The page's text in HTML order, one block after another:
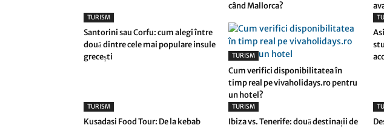
când Mallorca?
TURISM
Santorini sau Corfu: cum alegi între
două dintre cele mai populare insule
grecești
TURISM
Cum verifici disponibilitatea în
timp real pe vivaholidays.ro pentru
un hotel?
TURISM
Kusadasi Food Tour: De la kebab
TURISM
Ibiza vs. Tenerife: două destinații de